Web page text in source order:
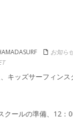
お知ら
キッズサーフィン
クールの準備、12：